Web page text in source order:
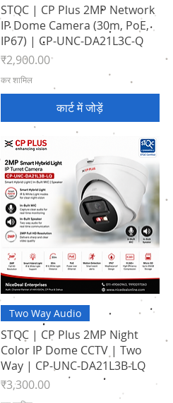
STQC | CP Plus 2MP Network
IP Dome Camera (30m, PoE,
IP67) | CP-UNC-DA21L3C-Q
मूल्य
₹2,900.00
कर शामिल
कार्ट में जोड़ें
त्वरित दृश्य
Two Way Audio
STQC | CP Plus 2MP Night
Color IP Dome CCTV | Two
Way | CP-UNC-DA21L3B-LQ
मूल्य
₹3,300.00